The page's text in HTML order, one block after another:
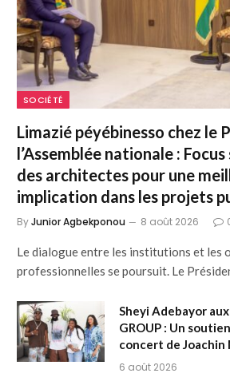
SOCIÉTÉ
Limazié péyébinesso chez le
l’Assemblée nationale :
des architectes pour une
implication dans les projets
ByJunior Agbekponou 8 août 2026
Le dialogue entre les institutions et les
professionnelles se poursuit. Le
Sheyi Adebayor
GROUP : Un
concert de Joachin
6 août 2026